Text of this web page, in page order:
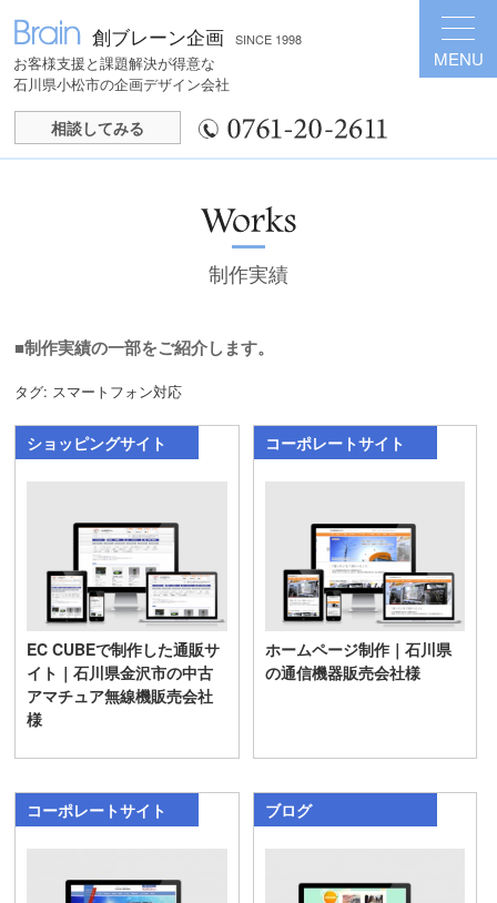
MENU
創ブレーン企画 SINCE 1998
お客様支援と課題解決が得意な
石川県小松市の企画デザイン会社
相談してみる
制作実績
■制作実績の一部をご紹介します。
タグ: スマートフォン対応
ショッピングサイト
EC CUBEで制作した通販サ
イト｜石川県金沢市の中古
アマチュア無線機販売会社
様
コーポレートサイト
ホームページ制作｜石川県
の通信機器販売会社様
コーポレートサイト ブログ